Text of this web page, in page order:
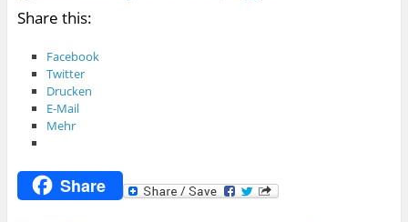
Share this:
Facebook
Twitter
Drucken
E-Mail
Mehr
Share